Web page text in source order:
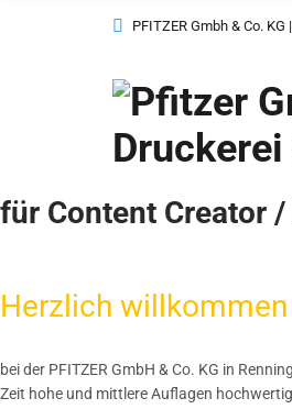
PFITZER Gmbh & Co.
DRUCK
LOGISTIK
für Content Creator
Herzlich willkommen
bei der PFITZER GmbH & Co. KG in
Zeit hohe und mittlere Auflagen